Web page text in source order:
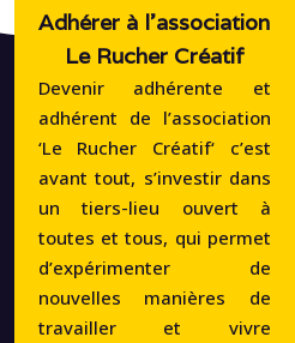
Adhérer à l'association
Le Rucher Créatif
Devenir adhérente et
adhérent de l’association
‘Le Rucher Créatif‘ c’est
avant tout, s’investir dans
un tiers-lieu ouvert à
toutes et tous, qui permet
d’expérimenter de
nouvelles manières de
travailler et vivre